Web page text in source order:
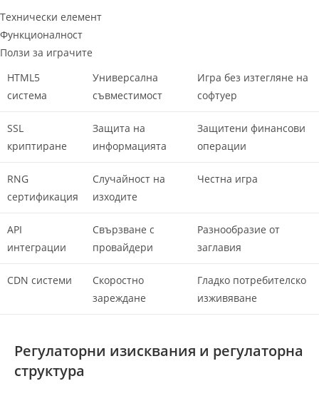
Технически елемент
Функционалност
Ползи за играчите
HTML5
система
Универсална
съвместимост
Игра без изтегляне на
софтуер
SSL
криптиране
Защита на
информацията
Защитени финансови
операции
RNG
сертификация
Случайност на
изходите
Честна игра
API
интеграции
Свързване с
провайдери
Разнообразие от
заглавия
CDN системи
Скоростно
зареждане
Гладко потребителско
изживяване
Регулаторни изисквания и регулаторна
структура